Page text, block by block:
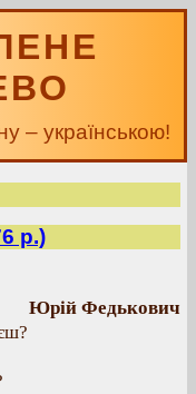
– українською!
р.)
Юрій Федькович